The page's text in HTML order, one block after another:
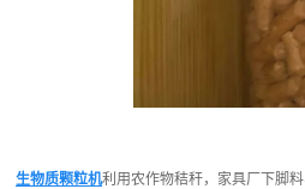
生物质颗粒机利用农作物秸秆，家具厂下脚